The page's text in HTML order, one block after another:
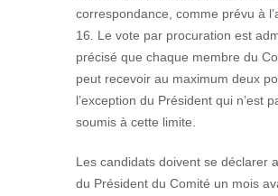
correspondance, comme prévu à
16. Le vote par procuration est
précisé que chaque membre du
peut recevoir au maximum deux
l’exception du Président qui n’est
soumis à cette limite.
Les candidats doivent se déclarer
du Président du Comité un mois